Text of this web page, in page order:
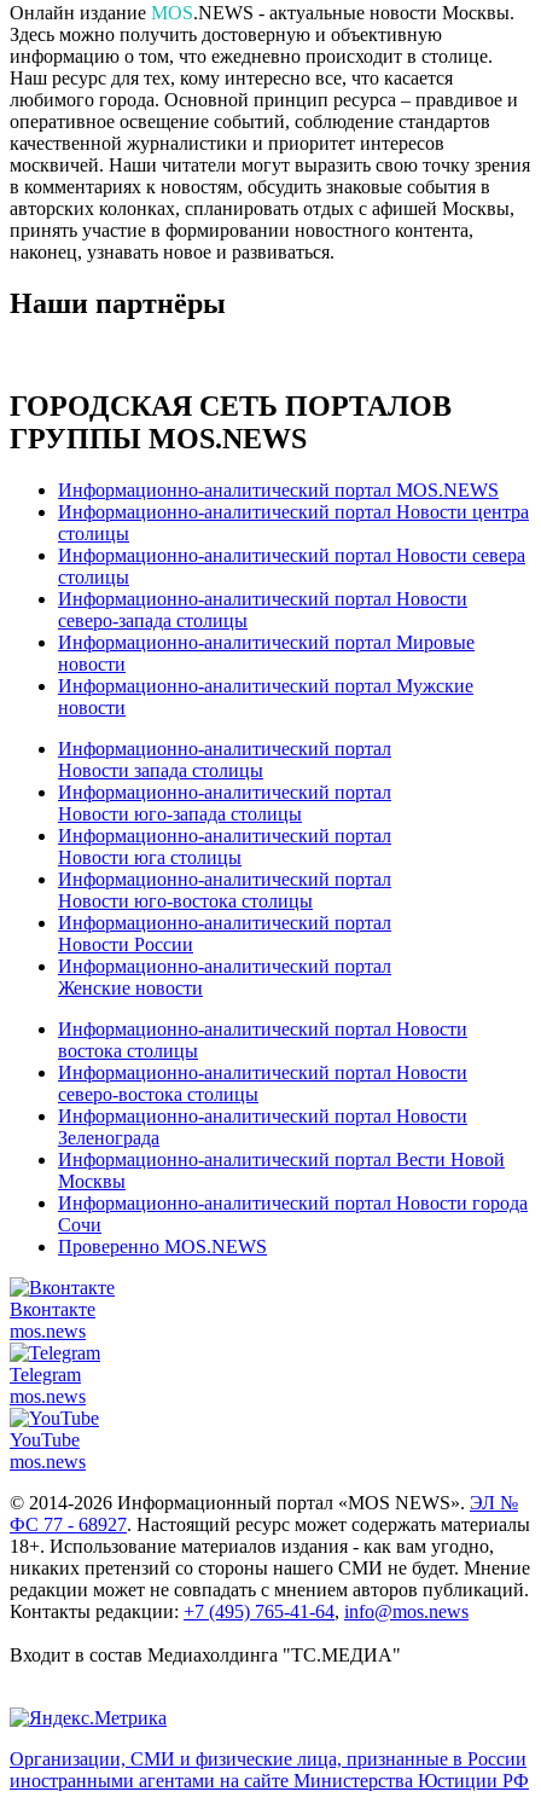
Онлайн издание MOS.NEWS - актуальные новости Москвы.
Здесь можно получить достоверную и объективную
информацию о том, что ежедневно происходит в столице.
Наш ресурс для тех, кому интересно все, что касается
любимого города. Основной принцип ресурса – правдивое и
оперативное освещение событий, соблюдение стандартов
качественной журналистики и приоритет интересов
москвичей. Наши читатели могут выразить свою точку зрения
в комментариях к новостям, обсудить знаковые события в
авторских колонках, спланировать отдых с афишей Москвы,
принять участие в формировании новостного контента,
наконец, узнавать новое и развиваться.
Наши партнёры
ГОРОДСКАЯ СЕТЬ ПОРТАЛОВ
ГРУППЫ MOS.NEWS
Информационно-аналитический портал MOS.NEWS
Информационно-аналитический портал Новости центра
столицы
Информационно-аналитический портал Новости севера
столицы
Информационно-аналитический портал Новости
северо-запада столицы
Информационно-аналитический портал Мировые
новости
Информационно-аналитический портал Мужские
новости
Информационно-аналитический портал
Новости запада столицы
Информационно-аналитический портал
Новости юго-запада столицы
Информационно-аналитический портал
Новости юга столицы
Информационно-аналитический портал
Новости юго-востока столицы
Информационно-аналитический портал
Новости России
Информационно-аналитический портал
Женские новости
Информационно-аналитический портал Новости
востока столицы
Информационно-аналитический портал Новости
северо-востока столицы
Информационно-аналитический портал Новости
Зеленограда
Информационно-аналитический портал Вести Новой
Москвы
Информационно-аналитический портал Новости города
Сочи
Проверенно MOS.NEWS
Вконтакте
mos.news
Telegram
mos.news
YouTube
mos.news
© 2014-2026 Информационный портал «MOS NEWS». ЭЛ №
ФС 77 - 68927. Настоящий ресурс может содержать материалы
18+. Использование материалов издания - как вам угодно,
никаких претензий со стороны нашего СМИ не будет. Мнение
редакции может не совпадать с мнением авторов публикаций.
Контакты редакции: +7 (495) 765-41-64, info@mos.news
Входит в состав Медиахолдинга "ТС.МЕДИА"
Организации, СМИ и физические лица, признанные в России
иностранными агентами на сайте Министерства Юстиции РФ